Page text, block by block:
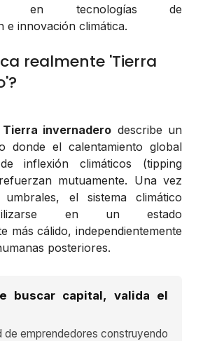
en tecnologías de
e innovación climática.
realmente 'Tierra
Tierra invernadero describe un
donde el calentamiento global
inflexión climáticos (tipping
mutuamente. Una vez
el sistema climático
en un estado
más cálido, independientemente
posteriores.
buscar capital, valida el
de emprendedores construyendo